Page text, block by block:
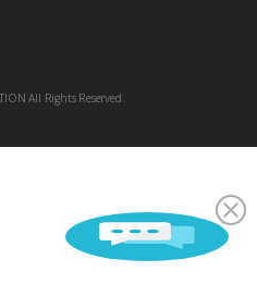
All Rights Reserved.